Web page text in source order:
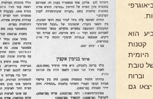
הוא
טובת
וברוח
גם